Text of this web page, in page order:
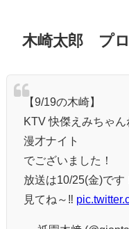
木崎太郎 プ
【9/19の木崎】
KTV 快傑えみちゃん
漫才ナイト
でございました！
放送は10/25(金)です
見てね～‼️